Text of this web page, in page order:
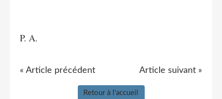
P. A.
« Article précédent Article suivant »
Retour à l'accueil